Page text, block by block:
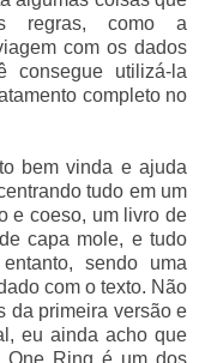
regras, como a
com os dados
utilizá-la
completo no
bem vinda e ajuda
tudo em um
e coeso, um livro de
capa mole, e tudo
sendo uma
com o texto. Não
da primeira versão e
eu ainda acho que
One Ring é um dos